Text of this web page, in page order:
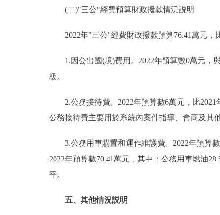
(二)"三公"經費預算財政撥款情況説明
2022年"三公"經費財政撥款預算76.41萬元，
1.因公出國(境)費用。2022年預算數0萬元，與
級。
2.公務接待費。2022年預算數6萬元，比2021
公務接待費主要用於系統內案件指導、會商及其
3.公務用車購置和運作維護費。2022年預算數
2022年預算數70.41萬元，其中：公務用車燃油
平。
五、其他情況説明